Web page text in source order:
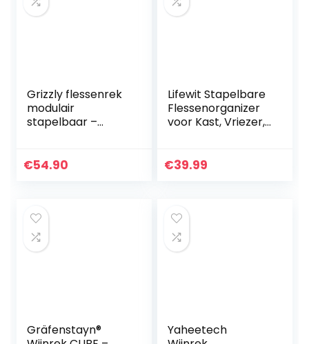
Grizzly flessenrek
modulair
stapelbaar –
systeem antraciet
€54.90
Lifewit Stapelbare
Flessenorganizer
voor Kast, Vriezer,
Waterfleshouder
€39.99
Gräfenstayn®
Yaheetech